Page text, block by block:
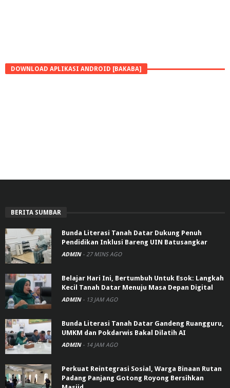
DOWNLOAD APLIKASI ANDROID [BAKABA]
BERITA SUMBAR
Bunda Literasi Tanah Datar Dukung Penuh
Pendidikan Inklusi Bareng UIN Batusangkar
ADMIN - 27 MINS AGO
Belajar Hari Ini, Bertumbuh Untuk Esok: Langkah
Kecil Tanah Datar Menuju Masa Depan Digital
ADMIN - 13 JAM AGO
Bunda Literasi Tanah Datar Gandeng Ruangguru,
UMKM dan Pokdarwis Bakal Dilatih AI
ADMIN - 14 JAM AGO
Perkuat Reintegrasi Sosial, Warga Binaan Rutan
Padang Panjang Gotong Royong Bersihkan